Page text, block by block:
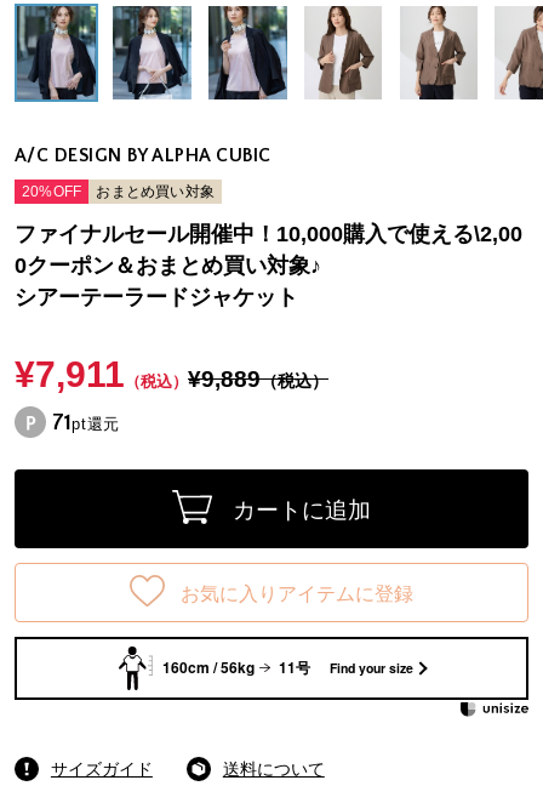
A/C DESIGN BY ALPHA CUBIC
20%OFF おまとめ買い対象
ファイナルセール開催中！10,000購入で使える\2,00
0クーポン＆おまとめ買い対象♪
シアーテーラードジャケット
¥7,911 （税込） ¥9,889（税込）
71pt還元
カートに追加
お気に入りアイテムに登録
160cm / 56kg 11号 Find your size
サイズガイド 送料について